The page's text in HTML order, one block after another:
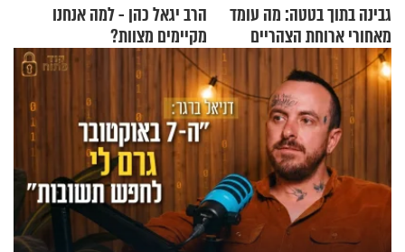
גבינה בתוך בטטה: מה עומד
מאחורי ארוחת הצהריים
שכבשה את הרשת?
הרב יגאל כהן - למה אנחנו
מקיימים מצוות?